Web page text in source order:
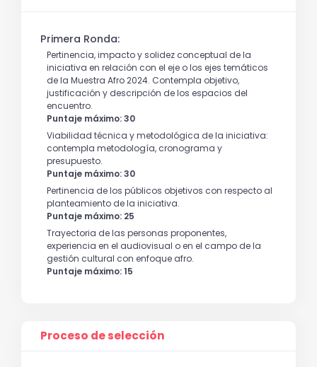
Primera Ronda:
Pertinencia, impacto y solidez conceptual de la
iniciativa en relación con el eje o los ejes temáticos
de la Muestra Afro 2024. Contempla objetivo,
justificación y descripción de los espacios del
encuentro.
Puntaje máximo: 30
Viabilidad técnica y metodológica de la iniciativa:
contempla metodología, cronograma y
presupuesto.
Puntaje máximo: 30
Pertinencia de los públicos objetivos con respecto al
planteamiento de la iniciativa.
Puntaje máximo: 25
Trayectoria de las personas proponentes,
experiencia en el audiovisual o en el campo de la
gestión cultural con enfoque afro.
Puntaje máximo: 15
Proceso de selección